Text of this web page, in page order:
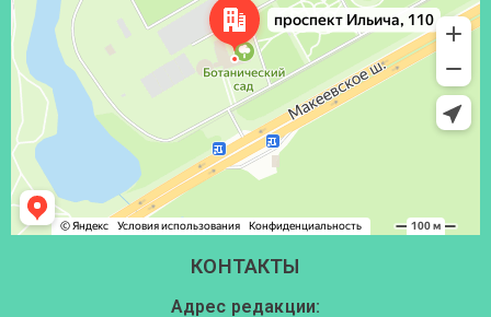
КОНТАКТЫ
Адрес редакции: